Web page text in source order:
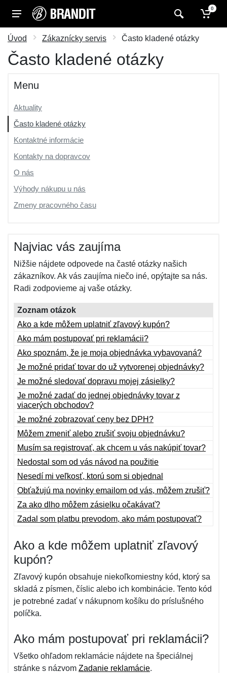
0
Úvod Zákaznícky servis Často kladené otázky
Často kladené otázky
Menu
Aktuality
Často kladené otázky
Kontaktné informácie
Kontakty na dopravcov
O nás
Výhody nákupu u nás
Zmeny pracovného času
Najviac vás zaujíma
Nižšie nájdete odpovede na časté otázky našich
zákazníkov. Ak vás zaujíma niečo iné, opýtajte sa nás.
Radi zodpovieme aj vaše otázky.
Zoznam otázok
Ako a kde môžem uplatniť zľavový kupón?
Ako mám postupovať pri reklamácii?
Ako spoznám, že je moja objednávka vybavovaná?
Je možné pridať tovar do už vytvorenej objednávky?
Je možné sledovať dopravu mojej zásielky?
Je možné zadať do jednej objednávky tovar z
viacerých obchodov?
Je možné zobrazovať ceny bez DPH?
Môžem zmeniť alebo zrušiť svoju objednávku?
Musím sa registrovať, ak chcem u vás nakúpiť tovar?
Nedostal som od vás návod na použitie
Nesedí mi veľkosť, ktorú som si objednal
Obťažujú ma novinky emailom od vás, môžem zrušiť?
Za ako dlho môžem zásielku očakávať?
Zadal som platbu prevodom, ako mám postupovať?
Ako a kde môžem uplatniť zľavový
kupón?
Zľavový kupón obsahuje niekoľkomiestny kód, ktorý sa
skladá z písmen, číslic alebo ich kombinácie. Tento kód
je potrebné zadať v nákupnom košíku do príslušného
políčka.
Ako mám postupovať pri reklamácii?
Všetko ohľadom reklamácie nájdete na špeciálnej
stránke s názvom Zadanie reklamácie.